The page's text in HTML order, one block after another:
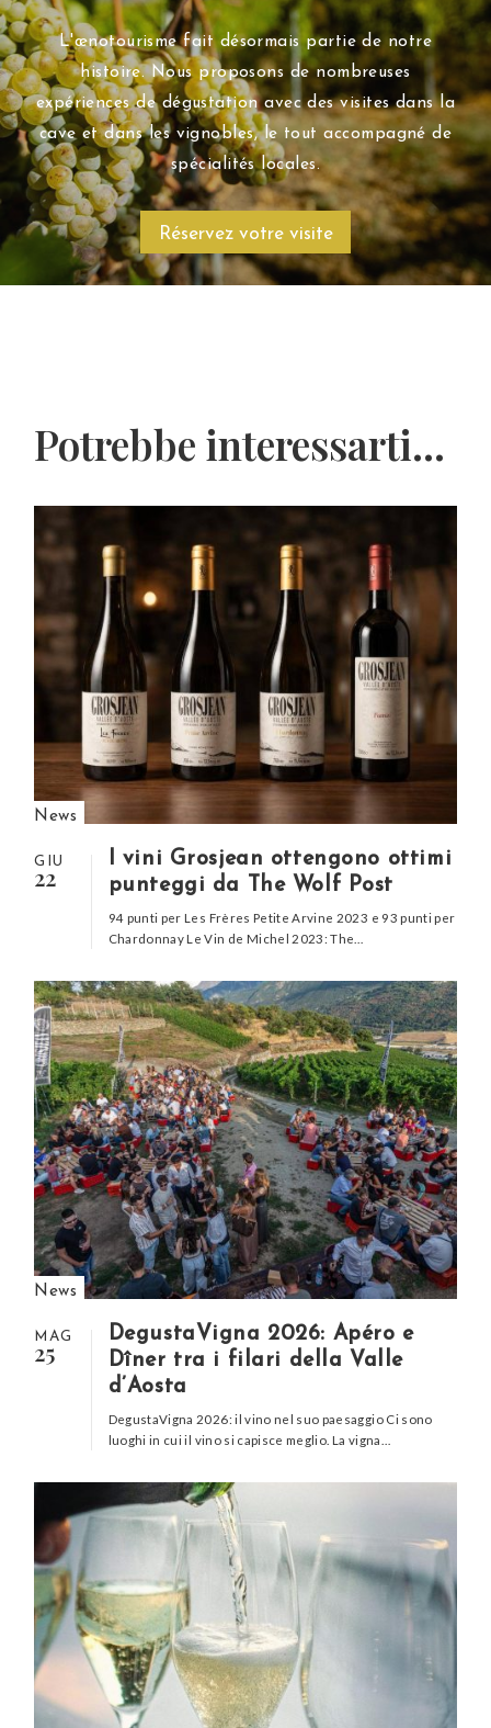
L'œnotourisme fait désormais partie de notre
histoire. Nous proposons de nombreuses
expériences de dégustation avec des visites dans la
cave et dans les vignobles, le tout accompagné de
spécialités locales.
Réservez votre visite
Potrebbe interessarti...
News
GIU
22
I vini Grosjean ottengono ottimi
punteggi da The Wolf Post
94 punti per Les Frères Petite Arvine 2023 e 93 punti per
Chardonnay Le Vin de Michel 2023: The…
News
MAG
25
DegustaVigna 2026: Apéro e
Dîner tra i filari della Valle
d’Aosta
DegustaVigna 2026: il vino nel suo paesaggio Ci sono
luoghi in cui il vino si capisce meglio. La vigna…